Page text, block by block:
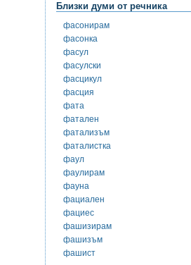
Близки думи от речника
фасонирам
фасонка
фасул
фасулски
фасцикул
фасция
фата
фатален
фатализъм
фаталистка
фаул
фаулирам
фауна
фациален
фациес
фашизирам
фашизъм
фашист